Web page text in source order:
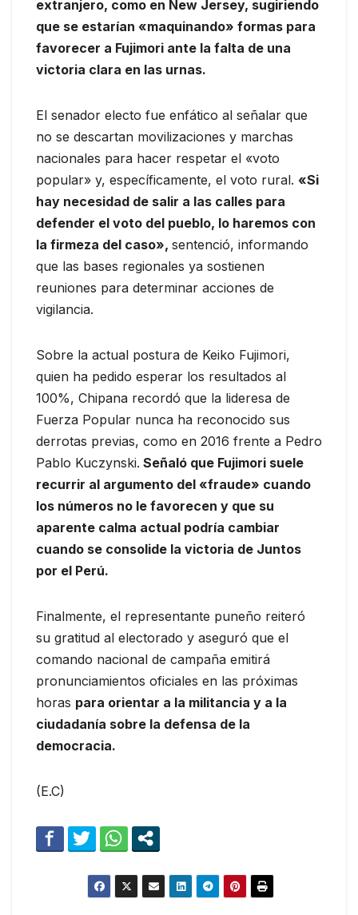
extranjero, como en New Jersey, sugiriendo
que se estarían «maquinando» formas para
favorecer a Fujimori ante la falta de una
victoria clara en las urnas.
El senador electo fue enfático al señalar que
no se descartan movilizaciones y marchas
nacionales para hacer respetar el «voto
popular» y, específicamente, el voto rural. «Si
hay necesidad de salir a las calles para
defender el voto del pueblo, lo haremos con
la firmeza del caso», sentenció, informando
que las bases regionales ya sostienen
reuniones para determinar acciones de
vigilancia.
Sobre la actual postura de Keiko Fujimori,
quien ha pedido esperar los resultados al
100%, Chipana recordó que la lideresa de
Fuerza Popular nunca ha reconocido sus
derrotas previas, como en 2016 frente a Pedro
Pablo Kuczynski. Señaló que Fujimori suele
recurrir al argumento del «fraude» cuando
los números no le favorecen y que su
aparente calma actual podría cambiar
cuando se consolide la victoria de Juntos
por el Perú.
Finalmente, el representante puneño reiteró
su gratitud al electorado y aseguró que el
comando nacional de campaña emitirá
pronunciamientos oficiales en las próximas
horas para orientar a la militancia y a la
ciudadanía sobre la defensa de la
democracia.
(E.C)